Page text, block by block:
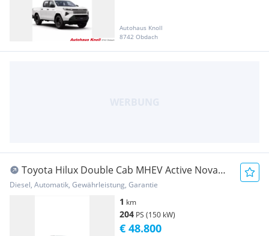
Autohaus Knoll
8742 Obdach
Toyota Hilux Double Cab MHEV Active Nova
frei Transporter / Kastenwagen
Diesel, Automatik, Gewährleistung, Garantie
1 km
204 PS (150 kW)
€ 48.800